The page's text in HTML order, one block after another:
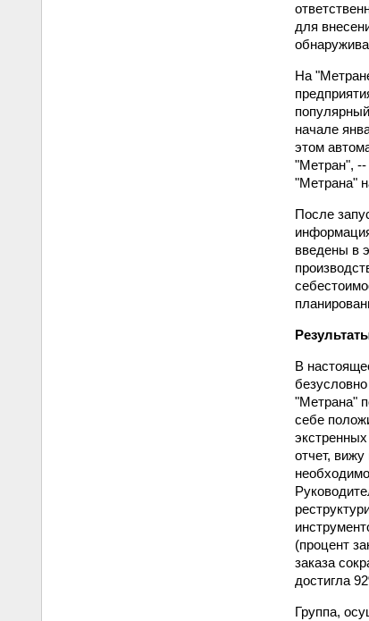
для
На
начале
этом
"Метран", --
"Метрана"
После
введены в
В
"Метрана"
себе
отчет,
(процент
заказа
достигла
Группа,